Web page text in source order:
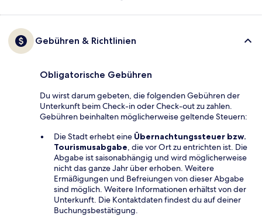
Gebühren & Richtlinien
Obligatorische Gebühren
Du wirst darum gebeten, die folgenden Gebühren der
Unterkunft beim Check-in oder Check-out zu zahlen.
Gebühren beinhalten möglicherweise geltende Steuern:
Die Stadt erhebt eine Übernachtungssteuer bzw.
Tourismusabgabe, die vor Ort zu entrichten ist. Die
Abgabe ist saisonabhängig und wird möglicherweise
nicht das ganze Jahr über erhoben. Weitere
Ermäßigungen und Befreiungen von dieser Abgabe
sind möglich. Weitere Informationen erhältst von der
Unterkunft. Die Kontaktdaten findest du auf deiner
Buchungsbestätigung.